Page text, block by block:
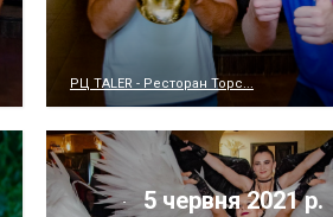
РЦ TALER - Ресторан Торс...
5 червня 2021 р.